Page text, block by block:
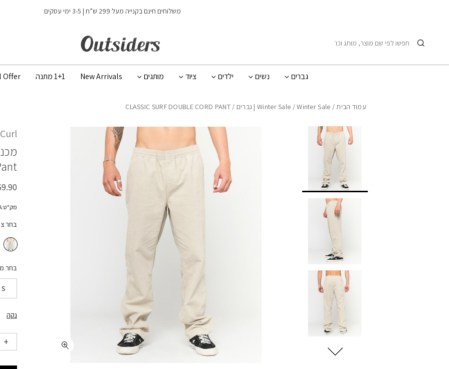
משלוחים חינם בקנייה מעל 299 ש”ח | 3-5 ימי עסקים
חיפוש
גברים נשים ילדים ציוד מותגים New Arrivals 1+1 מתנה Offer
עמוד הבית/
Winter Sale /Winter Sale | גברים / CLASSIC SURF DOUBLE CORD PANT
מק"ט:02EMPA
בחר
בחר
S
נקה